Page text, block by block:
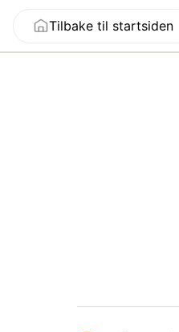
Tilbake til startsiden